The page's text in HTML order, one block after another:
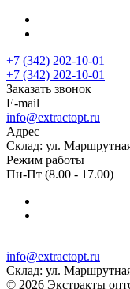
+7 (342) 202-10-01
+7 (342) 202-10-01
Заказать звонок
E-mail
info@extractopt.ru
Адрес
Склад: ул.
Режим работы
Пн-Пт (8.00 - 17.00)
info@extractopt.ru
Склад: ул.
© 2026 Экстракты